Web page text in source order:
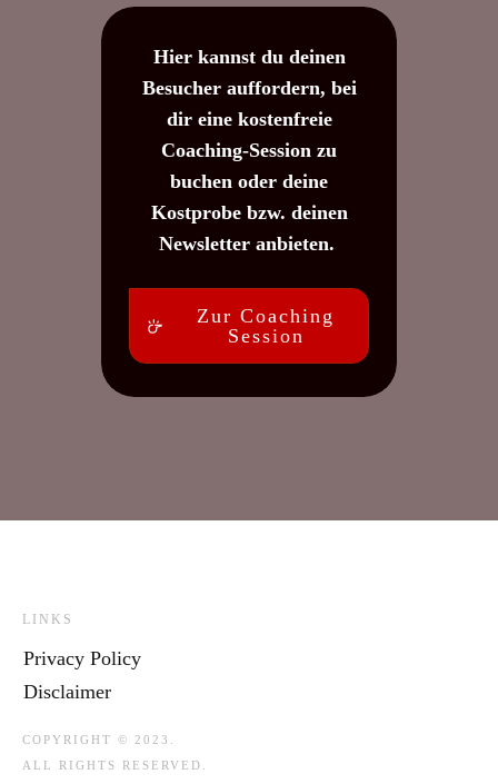
Hier kannst du deinen
Besucher auffordern, bei
dir eine kostenfreie
Coaching-Session zu
buchen oder deine
Kostprobe bzw. deinen
Newsletter anbieten.
Zur Coaching
Session
LINKS
Privacy Policy
Disclaimer
COPYRIGHT © 2023.
ALL RIGHTS RESERVED.